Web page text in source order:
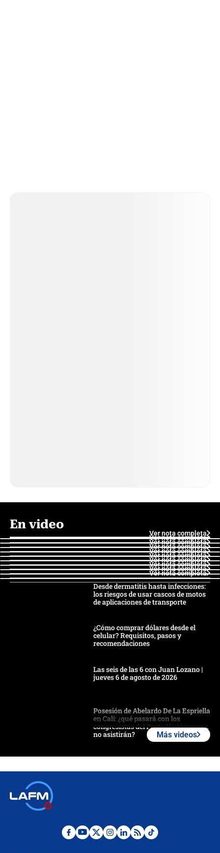
En video
Ver nota completa
Ver nota completa
Ver nota completa
Ver nota completa
Ver nota completa
Ver nota completa
Ver nota completa
Ver nota completa
Ver nota completa
Ver nota completa
Desde dermatitis hasta infecciones:
los riesgos de usar cascos de motos
de aplicaciones de transporte
¿Cómo comprar dólares desde el
celular? Requisitos, pasos y
recomendaciones
Las seis de las 6 con Juan Lozano |
jueves 6 de agosto de 2026
Posesión de Abelardo De La Espriella
en Cali: ¿qué pasará con los
congresistas del Pacto Histórico que
no asistirán?
¿Por qué De la Espriella gobernará
Más videos